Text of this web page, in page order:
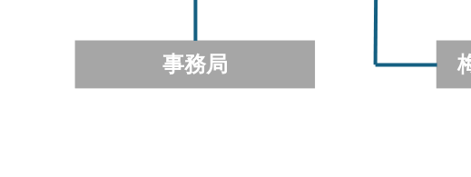
事務局